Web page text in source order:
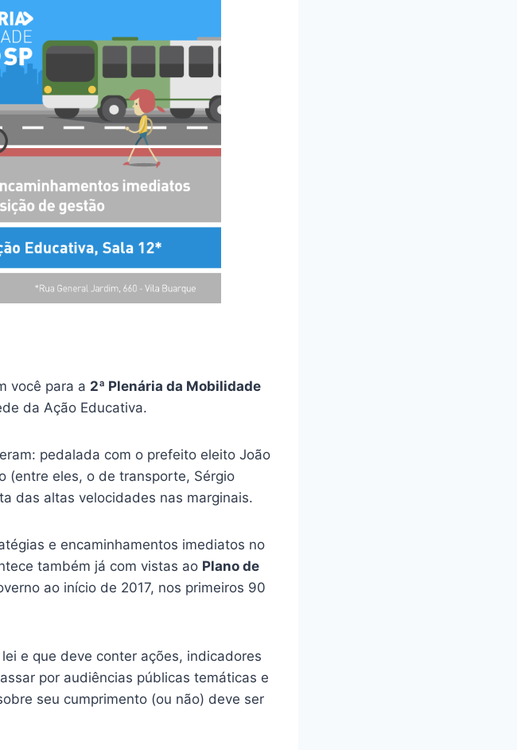
você para a 2ª Plenária da Mobilidade
da Ação Educativa.
pedalada com o prefeito eleito João
(entre eles, o de transporte, Sérgio
das altas velocidades nas marginais.
e encaminhamentos imediatos no
também já com vistas ao Plano de
ao início de 2017, nos primeiros 90
e que deve conter ações, indicadores
por audiências públicas temáticas e
seu cumprimento (ou não) deve ser